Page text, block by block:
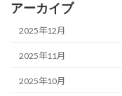
アーカイブ
2025年12月
2025年11月
2025年10月